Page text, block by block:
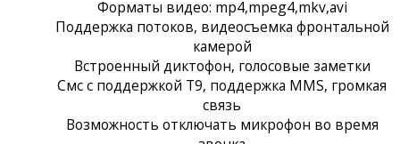
Форматы видео: mp4,mpeg4,mkv,avi
Поддержка потоков, видеосъемка фронтальной
камерой
Встроенный диктофон, голосовые заметки
Смс с поддержкой Т9, поддержка MMS, громкая
связь
Возможность отключать микрофон во время